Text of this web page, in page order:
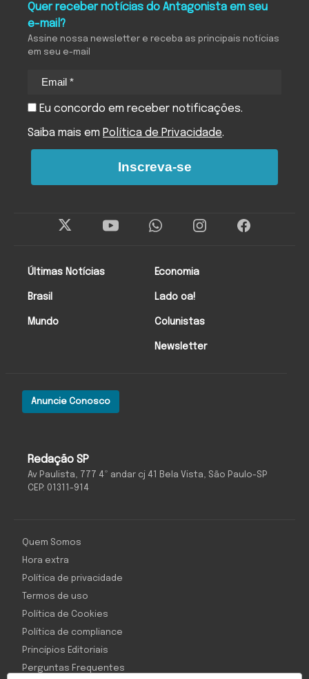
Redação SP
Av Paulista, 777 4º andar cj 41 Bela Vista, São Paulo-SP
CEP: 01311-914
Anuncie Conosco
Últimas Notícias
Brasil
Mundo
Economia
Lado oa!
Colunistas
Newsletter
Quer receber notícias do Antagonista em seu
e-mail?
Assine nossa newsletter e receba as principais notícias
em seu e-mail
Eu concordo em receber notificações.
Saiba mais em Política de Privacidade.
Inscreva-se
Quem Somos
Hora extra
Política de privacidade
Termos de uso
Política de Cookies
Política de compliance
Princípios Editoriais
Perguntas Frequentes